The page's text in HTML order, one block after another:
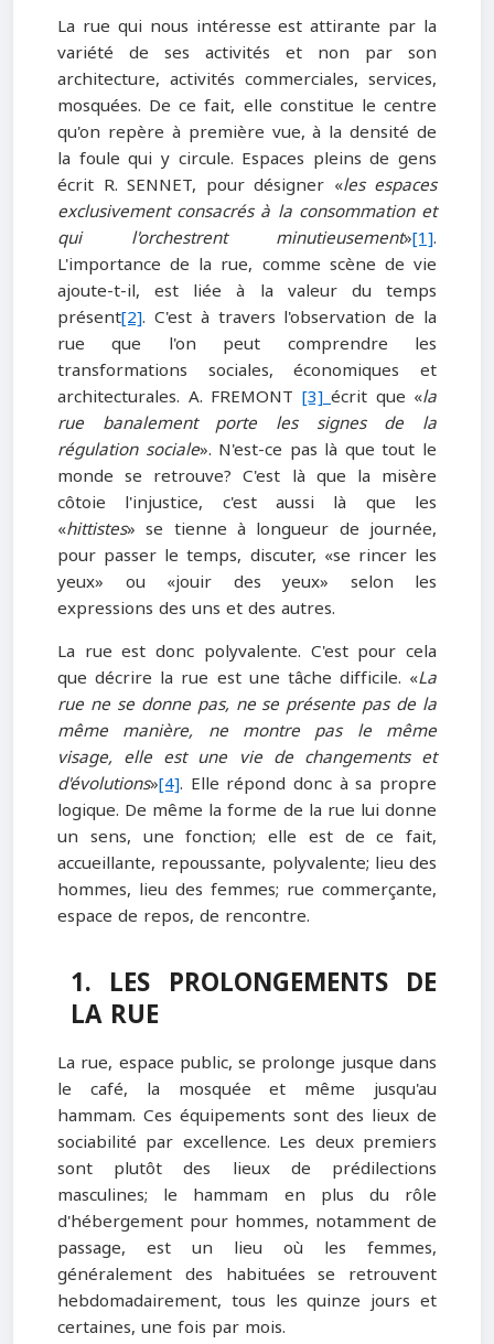
La rue qui nous intéresse est attirante par la
variété de ses activités et non par son
architecture, activités commerciales, services,
mosquées. De ce fait, elle constitue le centre
qu'on repère à première vue, à la densité de
la foule qui y circule. Espaces pleins de gens
écrit R. SENNET, pour désigner «les espaces
exclusivement consacrés à la consommation et
qui l'orchestrent minutieusement»[1].
L'importance de la rue, comme scène de vie
ajoute-t-il, est liée à la valeur du temps
présent[2]. C'est à travers l'observation de la
rue que l'on peut comprendre les
transformations sociales, économiques et
architecturales. A. FREMONT [3]écrit que «la
rue banalement porte les signes de la
régulation sociale». N'est-ce pas là que tout le
monde se retrouve? C'est là que la misère
côtoie l'injustice, c'est aussi là que les
«hittistes» se tienne à longueur de journée,
pour passer le temps, discuter, «se rincer les
yeux» ou «jouir des yeux» selon les
expressions des uns et des autres.
La rue est donc polyvalente. C'est pour cela
que décrire la rue est une tâche difficile. «La
rue ne se donne pas, ne se présente pas de la
même manière, ne montre pas le même
visage, elle est une vie de changements et
d'évolutions»[4]. Elle répond donc à sa propre
logique. De même la forme de la rue lui donne
un sens, une fonction; elle est de ce fait,
accueillante, repoussante, polyvalente; lieu des
hommes, lieu des femmes; rue commerçante,
espace de repos, de rencontre.
1. LES PROLONGEMENTS DE
LA RUE
La rue, espace public, se prolonge jusque dans
le café, la mosquée et même jusqu'au
hammam. Ces équipements sont des lieux de
sociabilité par excellence. Les deux premiers
sont plutôt des lieux de prédilections
masculines; le hammam en plus du rôle
d'hébergement pour hommes, notamment de
passage, est un lieu où les femmes,
généralement des habituées se retrouvent
hebdomadairement, tous les quinze jours et
certaines, une fois par mois.